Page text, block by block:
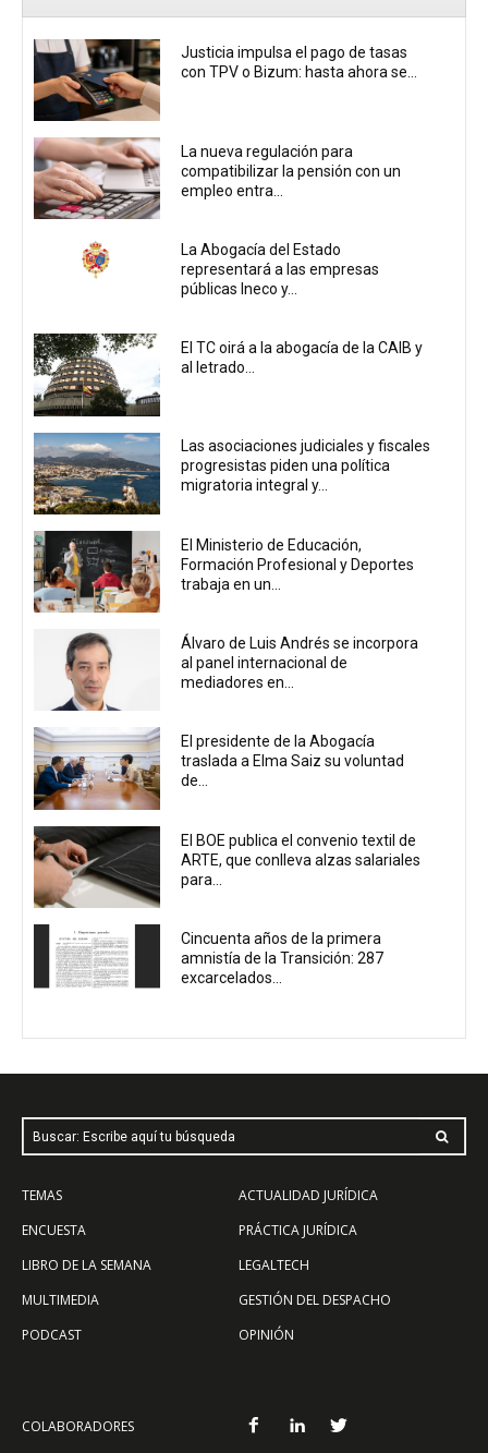
Justicia impulsa el pago de tasas
con TPV o Bizum: hasta ahora se...
La nueva regulación para
compatibilizar la pensión con un
empleo entra...
La Abogacía del Estado
representará a las empresas
públicas Ineco y...
El TC oirá a la abogacía de la CAIB y
al letrado...
Las asociaciones judiciales y fiscales
progresistas piden una política
migratoria integral y...
El Ministerio de Educación,
Formación Profesional y Deportes
trabaja en un...
Álvaro de Luis Andrés se incorpora
al panel internacional de
mediadores en...
El presidente de la Abogacía
traslada a Elma Saiz su voluntad
de...
El BOE publica el convenio textil de
ARTE, que conlleva alzas salariales
para...
Cincuenta años de la primera
amnistía de la Transición: 287
excarcelados...
Buscar: Escribe aquí tu búsqueda
TEMAS
ENCUESTA
LIBRO DE LA SEMANA
MULTIMEDIA
PODCAST
ACTUALIDAD JURÍDICA
PRÁCTICA JURÍDICA
LEGALTECH
GESTIÓN DEL DESPACHO
OPINIÓN
COLABORADORES